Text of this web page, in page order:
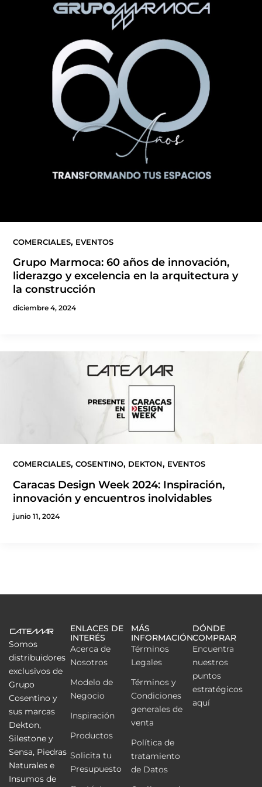
COMERCIALES, EVENTOS
Grupo Marmoca: 60 años de innovación,
liderazgo y excelencia en la arquitectura y
la construcción
diciembre 4, 2024
COMERCIALES, COSENTINO, DEKTON, EVENTOS
Caracas Design Week 2024: Inspiración,
innovación y encuentros inolvidables
junio 11, 2024
Somos
distribuidores
exclusivos de
Grupo
Cosentino y
sus marcas
Dekton,
Silestone y
Sensa, Piedras
Naturales e
Insumos de
ENLACES DE
INTERÉS
Acerca de
Nosotros
Modelo de
Negocio
Inspiración
Productos
Solicita tu
Presupuesto
MÁS
INFORMACIÓN
Términos
Legales
Términos y
Condiciones
generales de
venta
Política de
tratamiento
de Datos
DÓNDE
COMPRAR
Encuentra
nuestros
puntos
estratégicos
aquí